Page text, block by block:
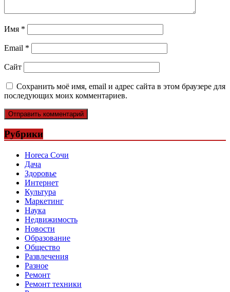
Имя *
Email *
Сайт
Сохранить моё имя, email и адрес сайта в этом браузере для
последующих моих комментариев.
Рубрики
Horeca Сочи
Дача
Здоровье
Интернет
Культура
Маркетинг
Наука
Недвижимость
Новости
Образование
Общество
Развлечения
Разное
Ремонт
Ремонт техники